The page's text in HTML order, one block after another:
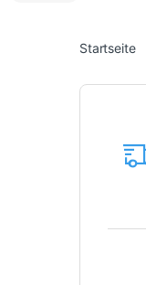
Startseite